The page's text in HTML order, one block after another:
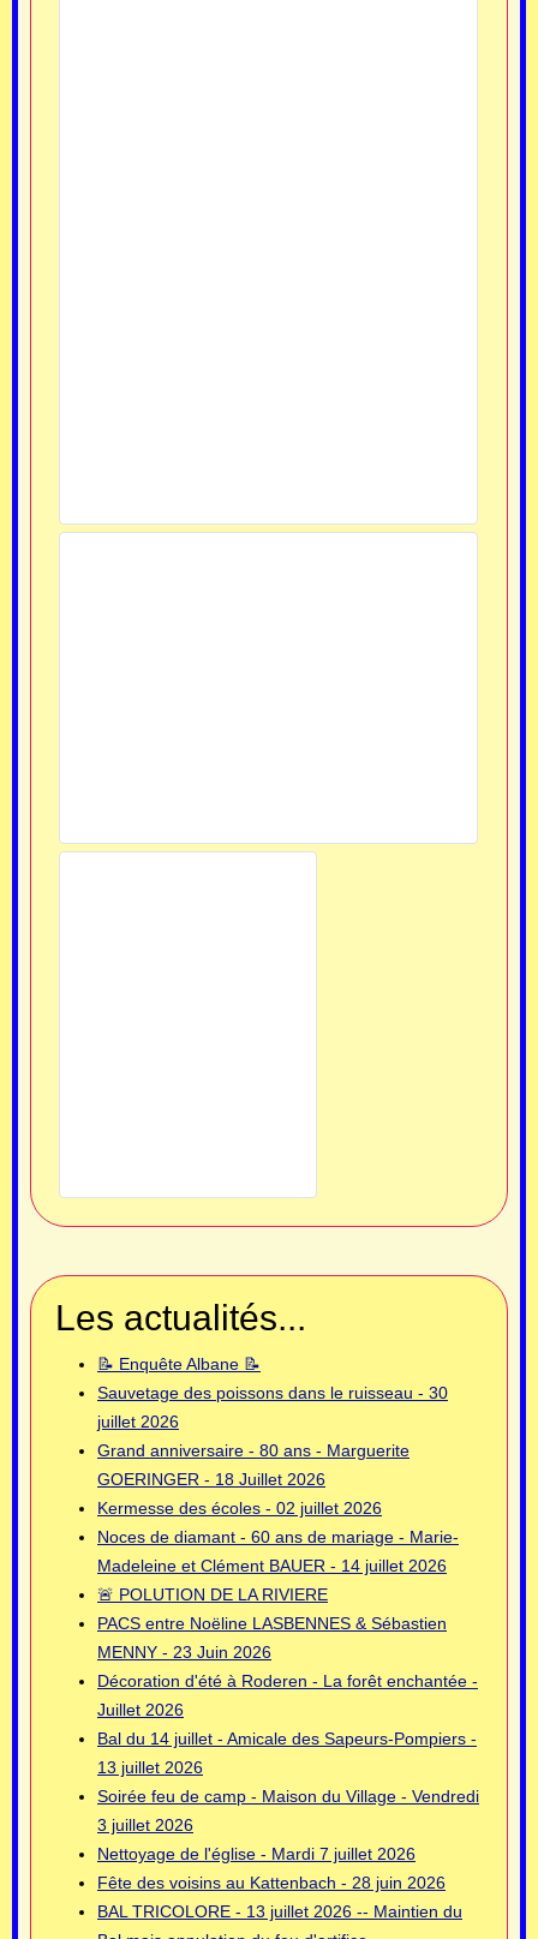
Les actualités...
📝 Enquête Albane 📝
Sauvetage des poissons dans le ruisseau - 30
juillet 2026
Grand anniversaire - 80 ans - Marguerite
GOERINGER - 18 Juillet 2026
Kermesse des écoles - 02 juillet 2026
Noces de diamant - 60 ans de mariage - Marie-
Madeleine et Clément BAUER - 14 juillet 2026
🚨 POLUTION DE LA RIVIERE
PACS entre Noëline LASBENNES & Sébastien
MENNY - 23 Juin 2026
Décoration d'été à Roderen - La forêt enchantée -
Juillet 2026
Bal du 14 juillet - Amicale des Sapeurs-Pompiers -
13 juillet 2026
Soirée feu de camp - Maison du Village - Vendredi
3 juillet 2026
Nettoyage de l'église - Mardi 7 juillet 2026
Fête des voisins au Kattenbach - 28 juin 2026
BAL TRICOLORE - 13 juillet 2026 -- Maintien du